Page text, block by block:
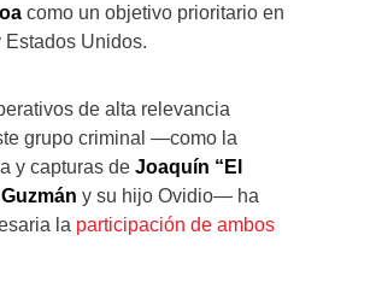
como un objetivo prioritario en
Estados Unidos.
de alta relevancia
grupo criminal —como la
y capturas de Joaquín “El
y su hijo Ovidio— ha
la participación de ambos